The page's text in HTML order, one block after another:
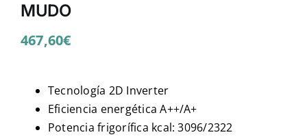
MUDO
467,60€
Tecnología 2D Inverter
Eficiencia energética A++/A+
Potencia frigorífica kcal: 3096/2322